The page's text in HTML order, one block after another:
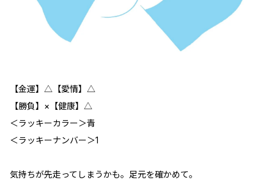
【金運】△【愛情】△
【勝負】×【健康】△
＜ラッキーカラー＞青
＜ラッキーナンバー＞1
気持ちが先走ってしまうかも。足元を確かめて。